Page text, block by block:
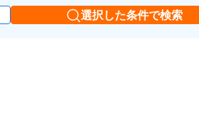
選択した条件で検索